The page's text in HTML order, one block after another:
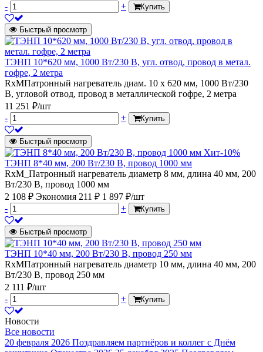
-
+ Купить
Быстрый просмотр
ТЭНП 10*620 мм, 1000 Вт/230 В, угл. отвод, провод в метал.
гофре, 2 метра
RxMПатронный нагреватель диам. 10 х 620 мм, 1000 Вт/230
В, угловой отвод, провод в металлической гофре, 2 метра
11 251 ₽/шт
-
+ Купить
Быстрый просмотр
Хит-10%
ТЭНП 8*40 мм, 200 Вт/230 В, провод 1000 мм
RxM_Патронный нагреватель диаметр 8 мм, длина 40 мм, 200
Вт/230 В, провод 1000 мм
2 108 ₽ Экономия 211 ₽ 1 897 ₽/шт
-
+ Купить
Быстрый просмотр
ТЭНП 10*40 мм, 200 Вт/230 В, провод 250 мм
RxMПатронный нагреватель диаметр 10 мм, длина 40 мм, 200
Вт/230 В, провод 250 мм
2 111 ₽/шт
-
+ Купить
Новости
Все новости
20 февраля 2026 Поздравляем партнёров и коллег с Днём